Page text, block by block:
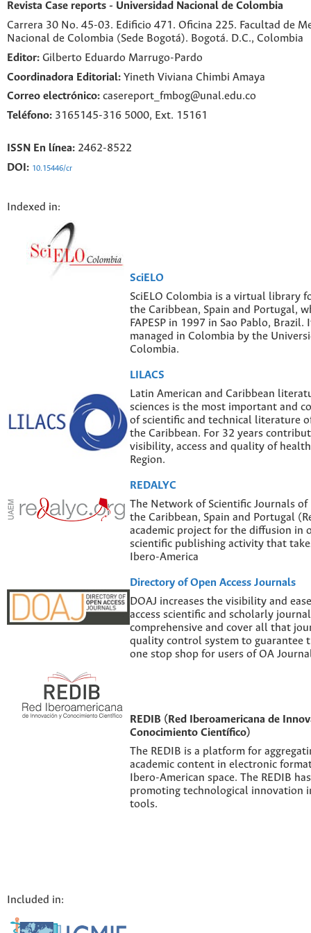
Revista Case reports - Universidad Nacional de Colombia
Carrera 30 No. 45-03. Edificio 471. Oficina 225. Facultad de
Nacional de Colombia (Sede Bogotá). Bogotá. D.C., Colombia
Editor: Gilberto Eduardo Marrugo-Pardo
Coordinadora Editorial: Yineth Viviana Chimbi Amaya
Correo electrónico: casereport_fmbog@unal.edu.co
Teléfono: 3165145-316 5000, Ext. 15161
ISSN En línea: 2462-8522
DOI: 10.15446/cr
Indexed in:
SciELO
SciELO Colombia is a virtual library
the Caribbean, Spain and Portugal,
FAPESP in 1997 in Sao Pablo,
managed in Colombia by the
Colombia.
LILACS
Latin American and Caribbean
sciences is the most important and
of scientific and technical literature
the Caribbean. For 32 years
visibility, access and quality of
Region.
REDALYC
The Network of Scientific Journals of
the Caribbean, Spain and Portugal
academic project for the diffusion in
scientific publishing activity that
Ibero-America
Directory of Open Access Journals
DOAJ increases the visibility and
access scientific and scholarly
comprehensive and cover all that
quality control system to guarantee
one stop shop for users of OA
REDIB (Red Iberoamericana de
Conocimiento Científico)
The REDIB is a platform for
academic content in electronic
Ibero-American space. The REDIB
promoting technological innovation
tools.
Included in: